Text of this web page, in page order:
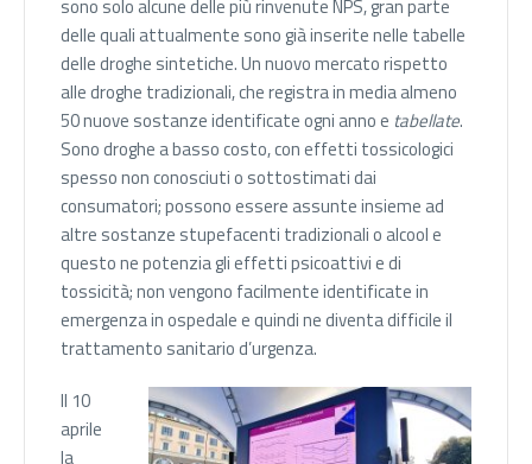
sono solo alcune delle più rinvenute NPS, gran parte
delle quali attualmente sono già inserite nelle tabelle
delle droghe sintetiche. Un nuovo mercato rispetto
alle droghe tradizionali, che registra in media almeno
50 nuove sostanze identificate ogni anno e tabellate.
Sono droghe a basso costo, con effetti tossicologici
spesso non conosciuti o sottostimati dai
consumatori; possono essere assunte insieme ad
altre sostanze stupefacenti tradizionali o alcool e
questo ne potenzia gli effetti psicoattivi e di
tossicità; non vengono facilmente identificate in
emergenza in ospedale e quindi ne diventa difficile il
trattamento sanitario d’urgenza.
Il 10
aprile
la